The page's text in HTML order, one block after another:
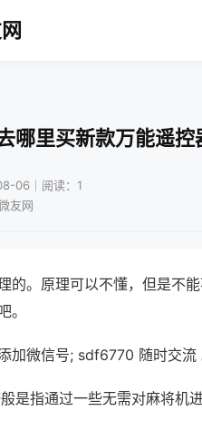
哪里买新款万能遥
06｜阅读：1
友网
的。原理可以不懂，但是不
。
加微信号; sdf6770 随时交流
是指通过一些无需对麻将机